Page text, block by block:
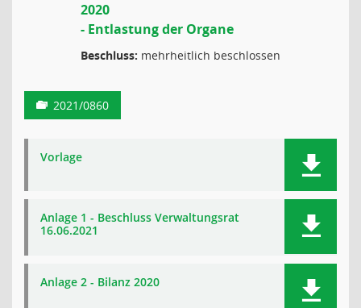
2020
- Entlastung der Organe
Beschluss: mehrheitlich beschlossen
2021/0860
Vorlage
Anlage 1 - Beschluss Verwaltungsrat
16.06.2021
Anlage 2 - Bilanz 2020